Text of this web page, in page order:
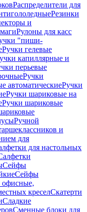
Распределители для
Резинки
и
Рулоны для касс
"пиши-
Ручки гелевые
капиллярные и
перьевые
Ручки
автоматическиеРучки
Ручки шариковые на
Ручки шариковые
Ручной
и
для
для настольных
Сейфы
Сейфы
креселСкатерти
Сладкие
Сменные блоки для